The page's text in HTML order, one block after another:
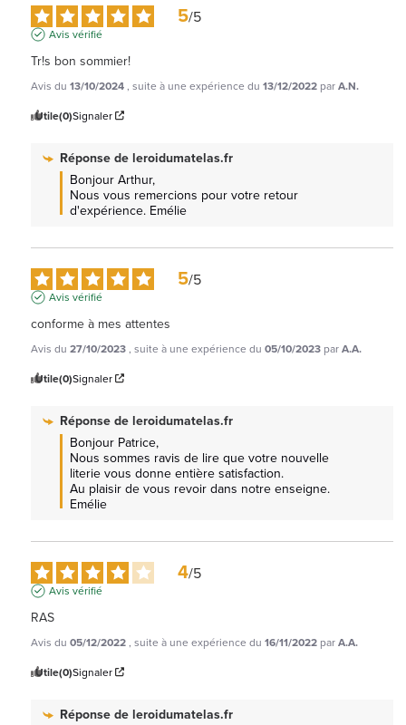
5/5
Avis vérifié
Tr!s bon sommier!
Avis du 13/10/2024, suite à une expérience du 13/12/2022 parA.N.
Utile(0)Signaler
Réponse deleroidumatelas.fr
Bonjour Arthur,
Nous vous remercions pour votre retour
d'expérience. Emélie
5/5
Avis vérifié
conforme à mes attentes
Avis du 27/10/2023, suite à une expérience du 05/10/2023 parA.A.
Utile(0)Signaler
Réponse deleroidumatelas.fr
Bonjour Patrice,
Nous sommes ravis de lire que votre nouvelle
literie vous donne entière satisfaction.
Au plaisir de vous revoir dans notre enseigne.
Emélie
4/5
Avis vérifié
RAS
Avis du 05/12/2022, suite à une expérience du 16/11/2022 parA.A.
Utile(0)Signaler
Réponse deleroidumatelas.fr